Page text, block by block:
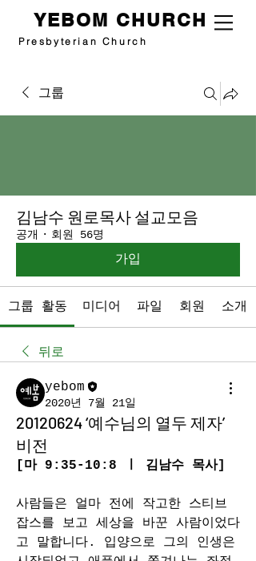
Presbyterian Church
YEBOM CHURCH
그룹
김남수 원로목사 설교모음
공개 · 회원 56명
가입
그룹 활동 미디어 파일 회원 소개
뒤로
yebom
2020년 7월 21일
20120624 ‘예수님의 열두 제자’
비전
[마 9:35-10:8 ㅣ 김남수 목사]
사람들은 얼마 전에 작고한 스티브
잡스를 보고 세상을 바꾼 사람이었다
고 말합니다. 입양으로 그의 인생은